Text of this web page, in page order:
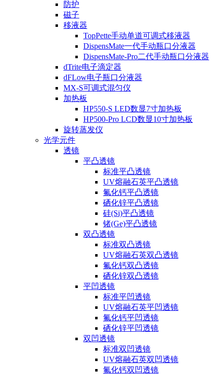
防护
磁子
移液器
TopPette手动单道可调式移液器
DispensMate一代手动瓶口分液器
DispensMate-Pro二代手动瓶口分液器
dTrite电子滴定器
dFLow电子瓶口分液器
MX-S可调式混匀仪
加热板
HP550-S LED数显7寸加热板
HP500-Pro LCD数显10寸加热板
旋转蒸发仪
光学元件
透镜
平凸透镜
标准平凸透镜
UV熔融石英平凸透镜
氟化钙平凸透镜
硒化锌平凸透镜
硅(Si)平凸透镜
锗(Ge)平凸透镜
双凸透镜
标准双凸透镜
UV熔融石英双凸透镜
氟化钙双凸透镜
硒化锌双凸透镜
平凹透镜
标准平凹透镜
UV熔融石英平凹透镜
氟化钙平凹透镜
硒化锌平凹透镜
双凹透镜
标准双凹透镜
UV熔融石英双凹透镜
氟化钙双凹透镜